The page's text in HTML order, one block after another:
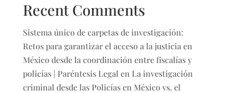
Recent Comments
Sistema único de carpetas de investigación:
Retos para garantizar el acceso a la justicia en
México desde la coordinación entre fiscalías y
policías | Paréntesis Legal en La investigación
criminal desde las Policías en México vs. el